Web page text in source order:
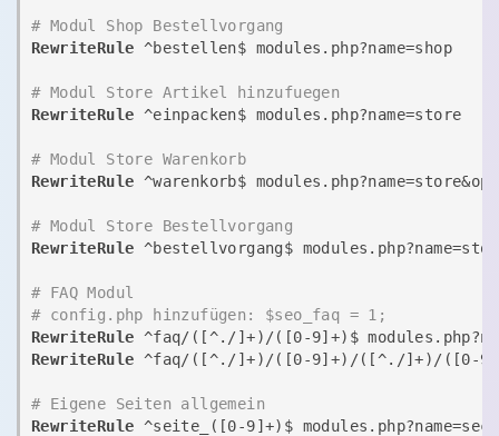
# Modul Shop Bestellvorgang
RewriteRule ^bestellen$ modules.php?name=shop
# Modul Store Artikel hinzufuegen
RewriteRule ^einpacken$ modules.php?name=store
# Modul Store Warenkorb
RewriteRule ^warenkorb$
# Modul Store Bestellvorgang
RewriteRule ^bestellvorgang$
# FAQ Modul
# config.php hinzufügen: $seo_faq = 1;
RewriteRule ^faq/([^./]+)/([0-9]+)$
RewriteRule ^faq/([^./]+)/([0-9]+)/([^./]+)/([0-9]+)$
# Eigene Seiten allgemein
RewriteRule ^seite_([0-9]+)$